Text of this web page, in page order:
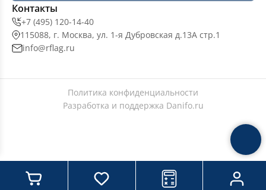
Контакты
+7 (495) 120-14-40
115088, г. Москва, ул. 1-я Дубровская д.13А стр.1
info@rflag.ru
Политика конфиденциальности
Разработка и поддержка Danifo.ru